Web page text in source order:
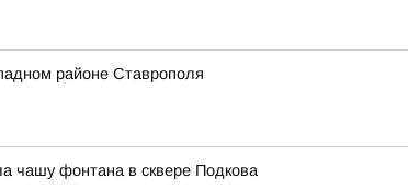
районе Ставрополя
чашу фонтана в сквере Подкова